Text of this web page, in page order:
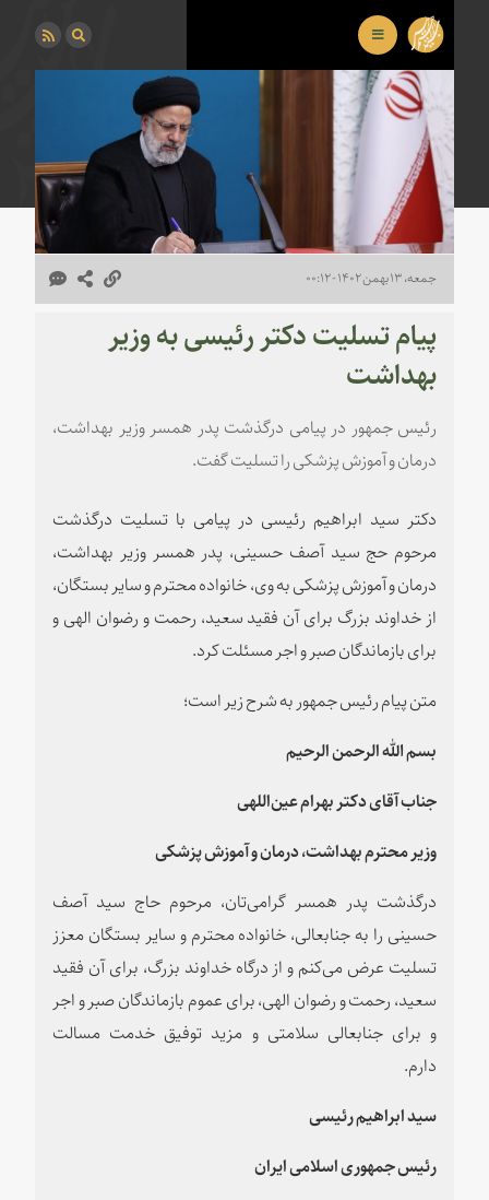
جمعه، ۱۳ بهمن ۱۴۰۲ - ۰۰:۱۲
پیام تسلیت دکتر رئیسی به وزیر
بهداشت
رئیس جمهور در پیامی درگذشت پدر همسر وزیر بهداشت،
درمان و آموزش پزشکی را تسلیت گفت.
دکتر سید ابراهیم رئیسی در پیامی با تسلیت درگذشت
مرحوم حج سید آصف حسینی، پدر همسر وزیر بهداشت،
درمان و آموزش پزشکی به وی، خانواده محترم و سایر بستگان،
از خداوند بزرگ برای آن فقید سعید، رحمت و رضوان الهی و
برای بازماندگان صبر و اجر مسئلت کرد.
متن پیام رئیس جمهور به شرح زیر است؛
بسم الله الرحمن الرحیم
جناب آقای دكتر بهرام عین‌اللهی
وزیر محترم بهداشت، درمان و آموزش پزشکی
درگذشت پدر همسر گرامی‌تان، مرحوم حاج سید آصف
حسینی را به جنابعالی، خانواده محترم و سایر بستگان معزز
تسلیت عرض می‌کنم و از درگاه خداوند بزرگ، برای آن فقید
سعید، رحمت و رضوان الهی، برای عموم بازماندگان صبر و اجر
و برای جنابعالی سلامتی و مزید توفیق خدمت مسالت
دارم.
سید ابراهیم رئیسی
رئیس جمهوری اسلامی ایران